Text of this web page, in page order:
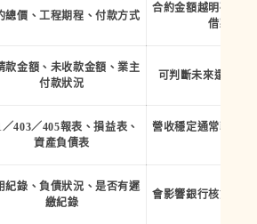
總價、工程期程、付款方式
合約金額越明確，越
借款額度
款金額、未收款金額、業主
付款狀況
可判斷未來還款來
／403／405報表、損益表、
資產負債表
營收穩定通常較容易
紀錄、負債狀況、是否有遲
繳紀錄
會影響銀行核貸結果